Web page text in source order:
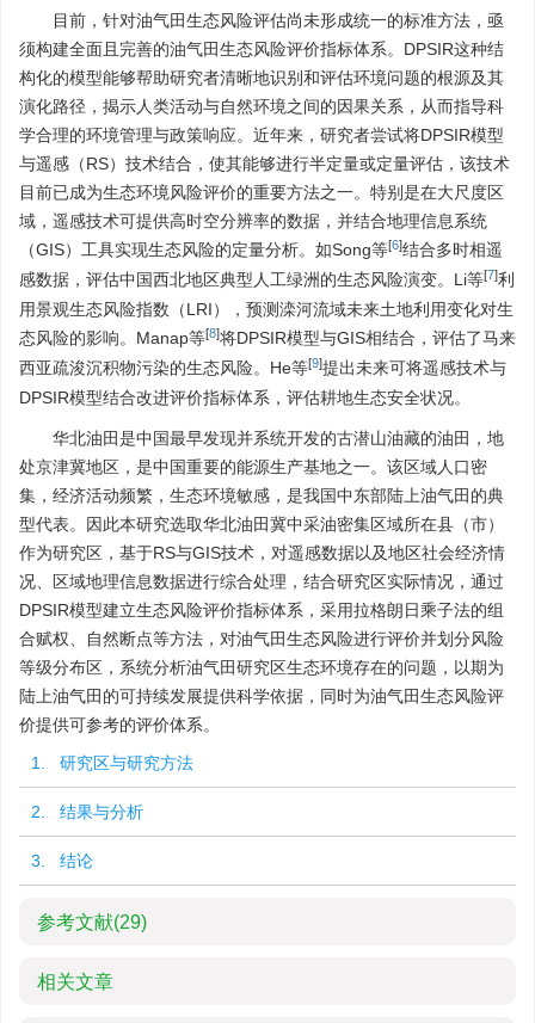
目前，针对油气田生态风险评估尚未形成统一的标准方法，亟
须构建全面且完善的油气田生态风险评价指标体系。DPSIR这种结
构化的模型能够帮助研究者清晰地识别和评估环境问题的根源及其
演化路径，揭示人类活动与自然环境之间的因果关系，从而指导科
学合理的环境管理与政策响应。近年来，研究者尝试将DPSIR模型
与遥感（RS）技术结合，使其能够进行半定量或定量评估，该技术
目前已成为生态环境风险评价的重要方法之一。特别是在大尺度区
域，遥感技术可提供高时空分辨率的数据，并结合地理信息系统
（GIS）工具实现生态风险的定量分析。如Song等[6]结合多时相遥
感数据，评估中国西北地区典型人工绿洲的生态风险演变。Li等[7]利
用景观生态风险指数（LRI），预测滦河流域未来土地利用变化对生
态风险的影响。Manap等[8]将DPSIR模型与GIS相结合，评估了马来
西亚疏浚沉积物污染的生态风险。He等[9]提出未来可将遥感技术与
DPSIR模型结合改进评价指标体系，评估耕地生态安全状况。
华北油田是中国最早发现并系统开发的古潜山油藏的油田，地
处京津冀地区，是中国重要的能源生产基地之一。该区域人口密
集，经济活动频繁，生态环境敏感，是我国中东部陆上油气田的典
型代表。因此本研究选取华北油田冀中采油密集区域所在县（市）
作为研究区，基于RS与GIS技术，对遥感数据以及地区社会经济情
况、区域地理信息数据进行综合处理，结合研究区实际情况，通过
DPSIR模型建立生态风险评价指标体系，采用拉格朗日乘子法的组
合赋权、自然断点等方法，对油气田生态风险进行评价并划分风险
等级分布区，系统分析油气田研究区生态环境存在的问题，以期为
陆上油气田的可持续发展提供科学依据，同时为油气田生态风险评
价提供可参考的评价体系。
1. 研究区与研究方法
2. 结果与分析
3. 结论
参考文献(29)
相关文章